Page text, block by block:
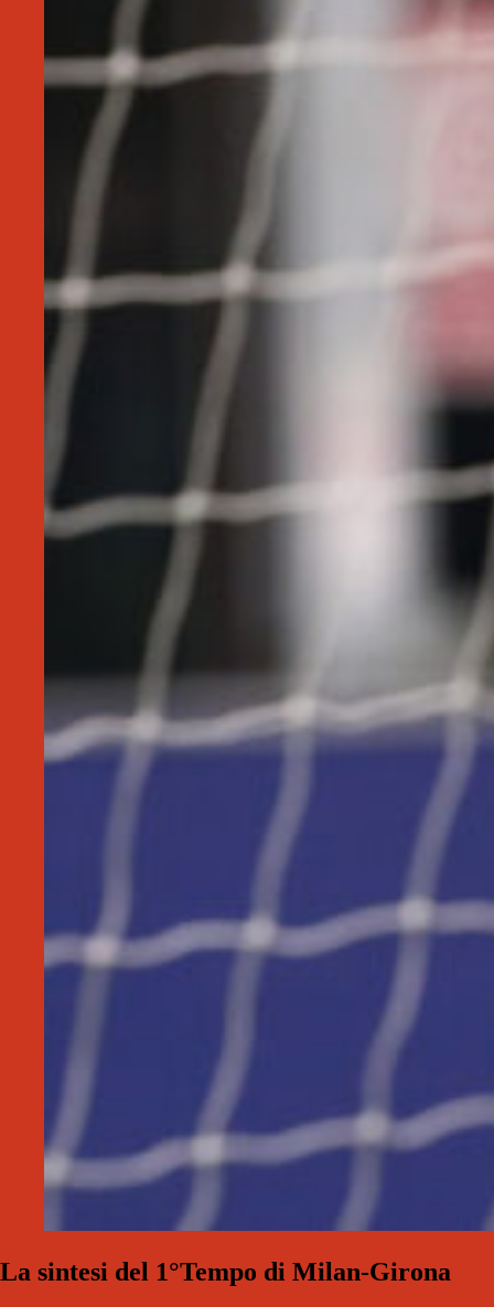
La sintesi del 1°Tempo di Milan-Girona